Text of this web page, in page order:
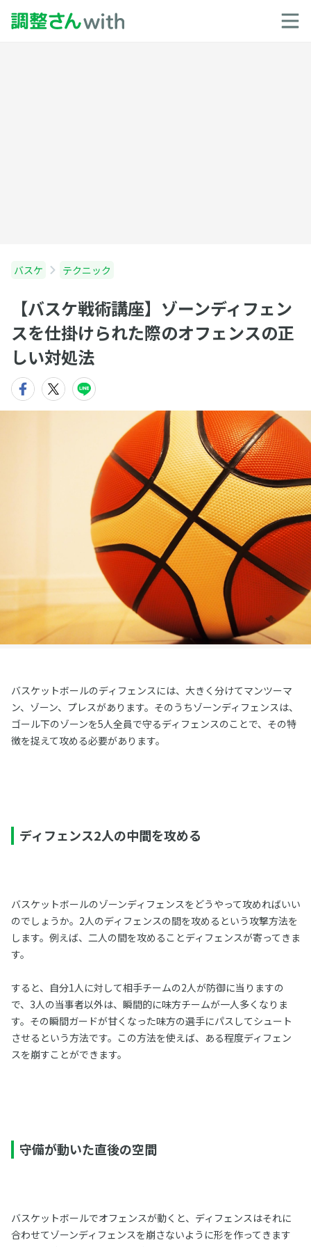
バスケ テクニック
【バスケ戦術講座】ゾーンディフェン
スを仕掛けられた際のオフェンスの正
しい対処法
バスケットボールのディフェンスには、大きく分けてマンツーマ
ン、ゾーン、プレスがあります。そのうちゾーンディフェンスは、
ゴール下のゾーンを5人全員で守るディフェンスのことで、その特
徴を捉えて攻める必要があります。
ディフェンス2人の中間を攻める
バスケットボールのゾーンディフェンスをどうやって攻めればいい
のでしょうか。2人のディフェンスの間を攻めるという攻撃方法を
します。例えば、二人の間を攻めることディフェンスが寄ってきま
す。
すると、自分1人に対して相手チームの2人が防御に当りますの
で、3人の当事者以外は、瞬間的に味方チームが一人多くなりま
す。その瞬間ガードが甘くなった味方の選手にパスしてシュート
させるという方法です。この方法を使えば、ある程度ディフェン
スを崩すことができます。
守備が動いた直後の空間
バスケットボールでオフェンスが動くと、ディフェンスはそれに
合わせてゾーンディフェンスを崩さないように形を作ってきます